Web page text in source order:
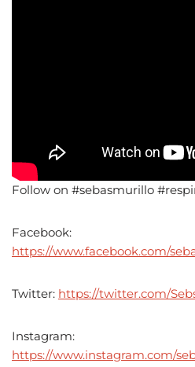
Follow on #sebasmurillo
Facebook:
https://www.facebook.com/
Twitter: https://twitter.com/
Instagram:
https://www.instagram.com/